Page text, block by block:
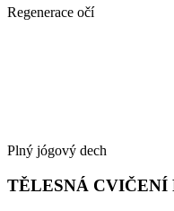
Regenerace očí
Plný jógový dech
TĚLESNÁ CVIČENÍ